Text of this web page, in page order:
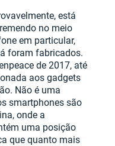
está
no meio
em particular,
foram fabricados.
de 2017, até
aos gadgets
Não é uma
smartphones são
onde a
uma posição
que quanto mais